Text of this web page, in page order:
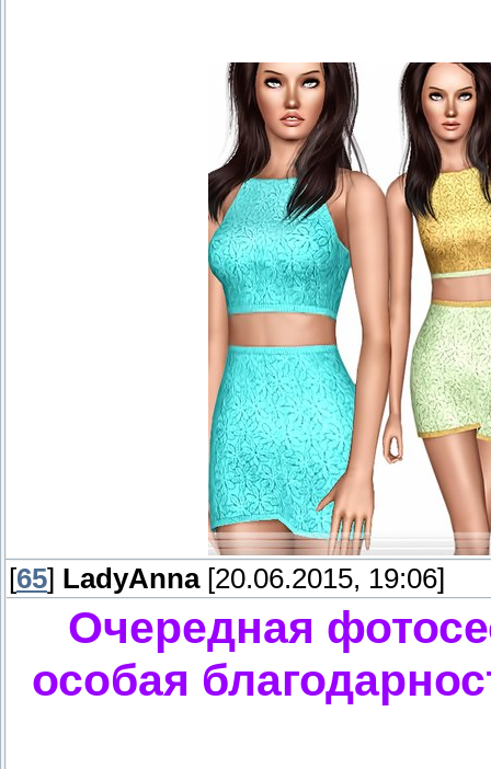
[65] LadyAnna[20.06.2015, 19:06]
Очередная
особая